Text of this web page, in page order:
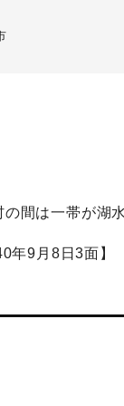
間は一帯が湖
年9月8日3面】